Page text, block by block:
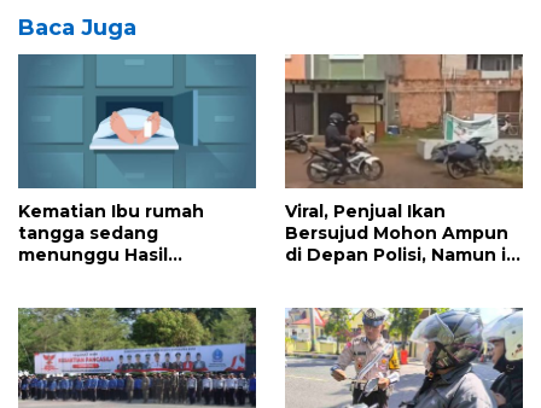
Baca Juga
Kematian Ibu rumah
tangga sedang
menunggu Hasil
Viral, Penjual Ikan
Bersujud Mohon Ampun
di Depan Polisi, Namun ini